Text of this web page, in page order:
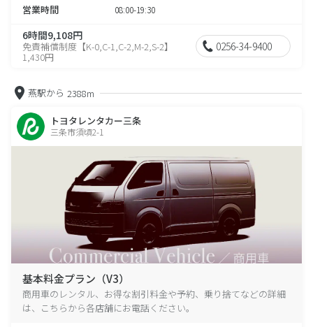
営業時間 08:00-19:30
6時間9,108円
免責補償制度【K-0,C-1,C-2,M-2,S-2】
1,430円
0256-34-9400
燕駅から 2388m
トヨタレンタカー三条
三条市須頃2-1
基本料金プラン（V3）
商用車のレンタル、お得な割引料金や予約、乗り捨てなどの詳細
は、こちらから各店舗にお電話ください。